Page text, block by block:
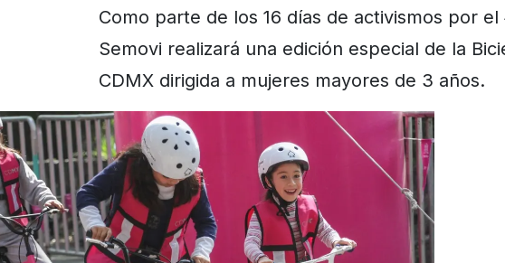
Como parte de los 16 días de activismos por
Semovi realizará una edición especial de la
CDMX dirigida a mujeres mayores de 3 años.